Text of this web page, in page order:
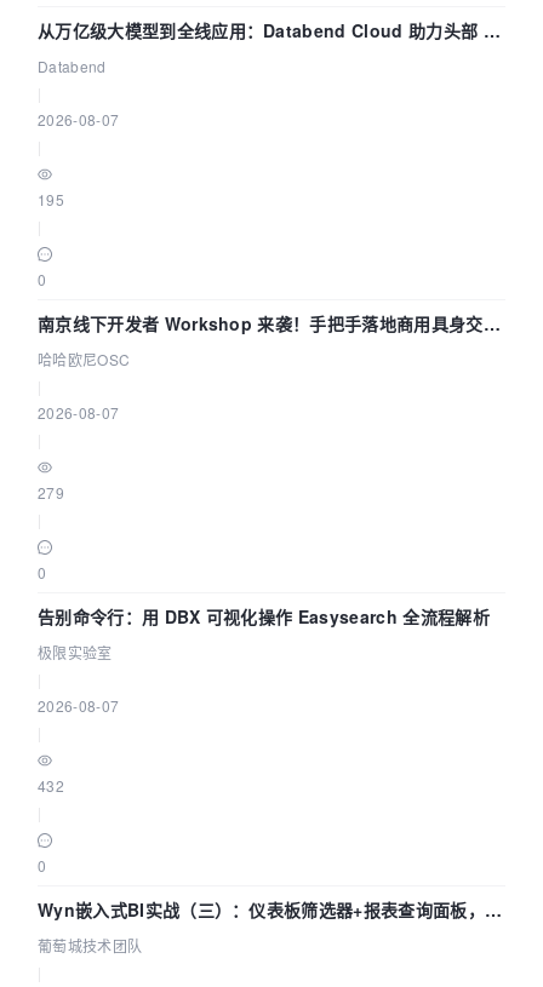
从万亿级大模型到全线应用：Databend Cloud 助力头部 AI
企业构建全链路 Trace 数据管道
Databend
2026-08-07
195
0
南京线下开发者 Workshop 来袭！手把手落地商用具身交互
智能 Agent 应用
哈哈欧尼OSC
2026-08-07
279
0
告别命令行：用 DBX 可视化操作 Easysearch 全流程解析
极限实验室
2026-08-07
432
0
Wyn嵌入式BI实战（三）：仪表板筛选器+报表查询面板，参
数联动全闭环
葡萄城技术团队